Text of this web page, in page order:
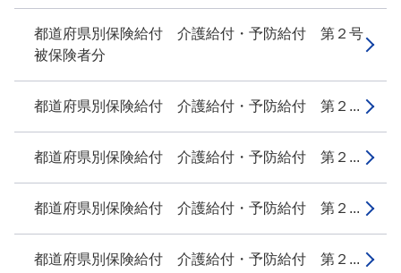
都道府県別保険給付 介護給付・予防給付 第２号
被保険者分
都道府県別保険給付 介護給付・予防給付 第２...
都道府県別保険給付 介護給付・予防給付 第２...
都道府県別保険給付 介護給付・予防給付 第２...
都道府県別保険給付 介護給付・予防給付 第２...